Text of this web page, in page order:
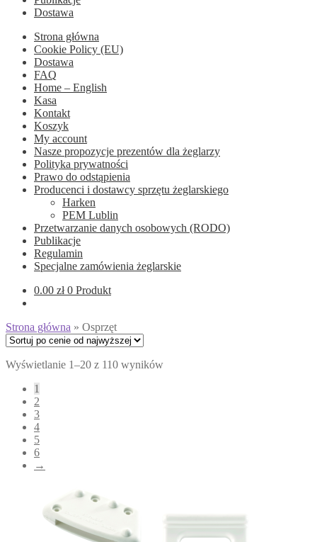
Dostawa
Strona główna
Cookie Policy (EU)
Dostawa
FAQ
Home – English
Kasa
Kontakt
Koszyk
My account
Nasze propozycje prezentów dla żeglarzy
Polityka prywatności
Prawo do odstąpienia
Producenci i dostawcy sprzętu żeglarskiego
Harken
PEM Lublin
Przetwarzanie danych osobowych (RODO)
Publikacje
Regulamin
Specjalne zamówienia żeglarskie
0.00 zł 0 Produkt
Strona główna » Osprzęt
Wyświetlanie 1–20 z 110 wynikówPosortowane
1
2
3
4
5
6
→